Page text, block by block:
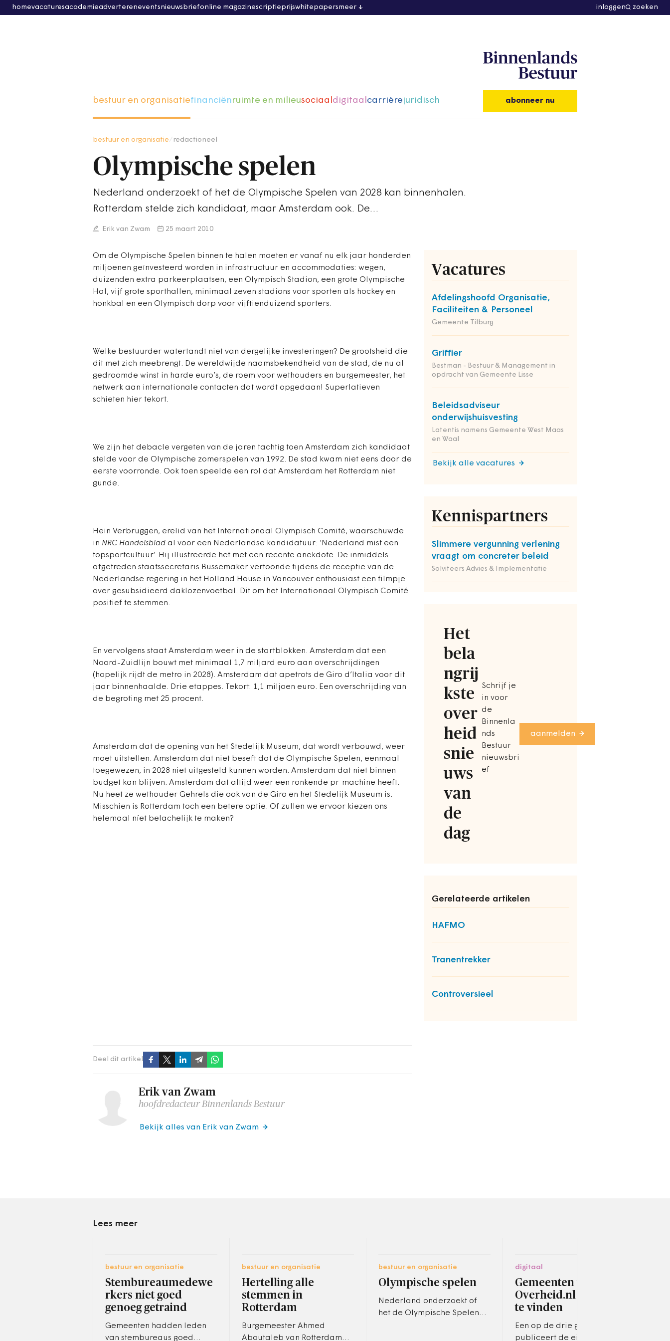
homevacaturesacademieadvertereneventsnieuwsbriefonline magazinescriptieprijswhitepapersmeer inloggen zoeken
bestuur en organisatiefinanciënruimte en milieusociaaldigitaalcarrièrejuridisch abonneer nu
bestuur en organisatie redactioneel
Olympische spelen
Nederland onderzoekt of het de Olympische Spelen van 2028 kan binnenhalen.
Rotterdam stelde zich kandidaat, maar Amsterdam ook. De…
Erik van Zwam 25 maart 2010
Om de Olympische Spelen binnen te halen moeten er vanaf nu elk jaar honderden
miljoenen geïnvesteerd worden in infrastructuur en accommodaties: wegen,
duizenden extra parkeerplaatsen, een Olympisch Stadion, een grote Olympische
Hal, vijf grote sporthallen, minimaal zeven stadions voor sporten als hockey en
honkbal en een Olympisch dorp voor vijftienduizend sporters.
Vacatures
Afdelingshoofd Organisatie,
Faciliteiten & Personeel
Gemeente Tilburg
Griffier
Bestman - Bestuur & Management in
opdracht van Gemeente Lisse
Beleidsadviseur
onderwijshuisvesting
Latentis namens Gemeente West Maas
en Waal
Bekijk alle vacatures
Kennispartners
Slimmere vergunning verlening
vraagt om concreter beleid
Solviteers Advies & Implementatie
Het
bela
ngrij
kste
over
heid
snie
uws
van
de
dag
Schrijf je
in voor
de
Binnenla
nds
Bestuur
nieuwsbri
ef
aanmelden
Gerelateerde artikelen
HAFMO
Tranentrekker
Controversieel
Welke bestuurder watertandt niet van dergelijke investeringen? De grootsheid die
dit met zich meebrengt. De wereldwijde naamsbekendheid van de stad, de nu al
gedroomde winst in harde euro’s, de roem voor wethouders en burgemeester, het
netwerk aan internationale contacten dat wordt opgedaan! Superlatieven
schieten hier tekort.
We zijn het debacle vergeten van de jaren tachtig toen Amsterdam zich kandidaat
stelde voor de Olympische zomerspelen van 1992. De stad kwam niet eens door de
eerste voorronde. Ook toen speelde een rol dat Amsterdam het Rotterdam niet
gunde.
Hein Verbruggen, erelid van het Internationaal Olympisch Comité, waarschuwde
in NRC Handelsblad al voor een Nederlandse kandidatuur: ‘Nederland mist een
topsportcultuur’. Hij illustreerde het met een recente anekdote. De inmiddels
afgetreden staatssecretaris Bussemaker vertoonde tijdens de receptie van de
Nederlandse regering in het Holland House in Vancouver enthousiast een filmpje
over gesubsidieerd daklozenvoetbal. Dit om het Internationaal Olympisch Comité
positief te stemmen.
En vervolgens staat Amsterdam weer in de startblokken. Amsterdam dat een
Noord-Zuidlijn bouwt met minimaal 1,7 miljard euro aan overschrijdingen
(hopelijk rijdt de metro in 2028). Amsterdam dat apetrots de Giro d’Italia voor dit
jaar binnenhaalde. Drie etappes. Tekort: 1,1 miljoen euro. Een overschrijding van
de begroting met 25 procent.
Amsterdam dat de opening van het Stedelijk Museum, dat wordt verbouwd, weer
moet uitstellen. Amsterdam dat niet beseft dat de Olympische Spelen, eenmaal
toegewezen, in 2028 niet uitgesteld kunnen worden. Amsterdam dat niet binnen
budget kan blijven. Amsterdam dat altijd weer een ronkende pr-machine heeft.
Nu heet ze wethouder Gehrels die ook van de Giro en het Stedelijk Museum is.
Misschien is Rotterdam toch een betere optie. Of zullen we ervoor kiezen ons
helemaal níet belachelijk te maken?
Deel dit artikel
Erik van Zwam
hoofdredacteur Binnenlands Bestuur
Bekijk alles van Erik van Zwam
Lees meer
bestuur en organisatie
Stembureaumedewe
rkers niet goed
genoeg getraind
Gemeenten hadden leden
van stembureaus goed
bestuur en organisatie
Hertelling alle
stemmen in
Rotterdam
Burgemeester Ahmed
Aboutaleb van Rotterdam
bestuur en organisatie
Olympische spelen
Nederland onderzoekt of
het de Olympische Spelen
digitaal
Gemeenten weten
Overheid.nl nog niet
te vinden
Een op de drie gemeenten
publiceert de eigen